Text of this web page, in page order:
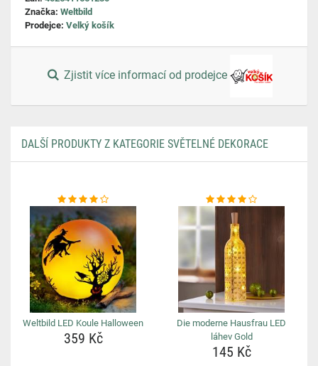
Značka: Weltbild
Prodejce: Velký košík
Zjistit více informací od prodejce
DALŠÍ PRODUKTY Z KATEGORIE SVĚTELNÉ DEKORACE
Weltbild LED Koule Halloween
359 Kč
Die moderne Hausfrau LED
láhev Gold
145 Kč